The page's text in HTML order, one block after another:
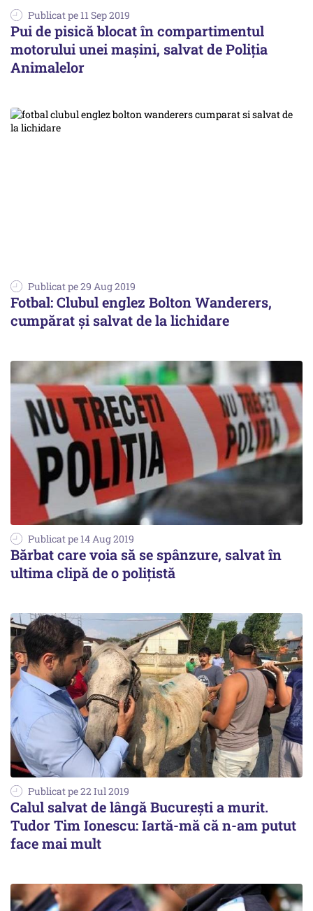
Publicat pe 11 Sep 2019
Pui de pisică blocat în compartimentul
motorului unei maşini, salvat de Poliţia
Animalelor
Publicat pe 29 Aug 2019
Fotbal: Clubul englez Bolton Wanderers,
cumpărat şi salvat de la lichidare
Publicat pe 14 Aug 2019
Bărbat care voia să se spânzure, salvat în
ultima clipă de o polițistă
Publicat pe 22 Iul 2019
Calul salvat de lângă București a murit.
Tudor Tim Ionescu: Iartă-mă că n-am putut
face mai mult